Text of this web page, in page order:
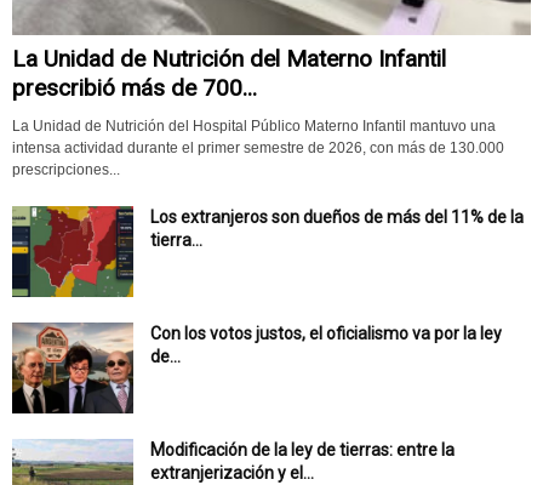
La Unidad de Nutrición del Materno Infantil
prescribió más de 700...
La Unidad de Nutrición del Hospital Público Materno Infantil mantuvo una
intensa actividad durante el primer semestre de 2026, con más de 130.000
prescripciones...
Los extranjeros son dueños de más del 11% de la
tierra...
Con los votos justos, el oficialismo va por la ley
de...
Modificación de la ley de tierras: entre la
extranjerización y el...